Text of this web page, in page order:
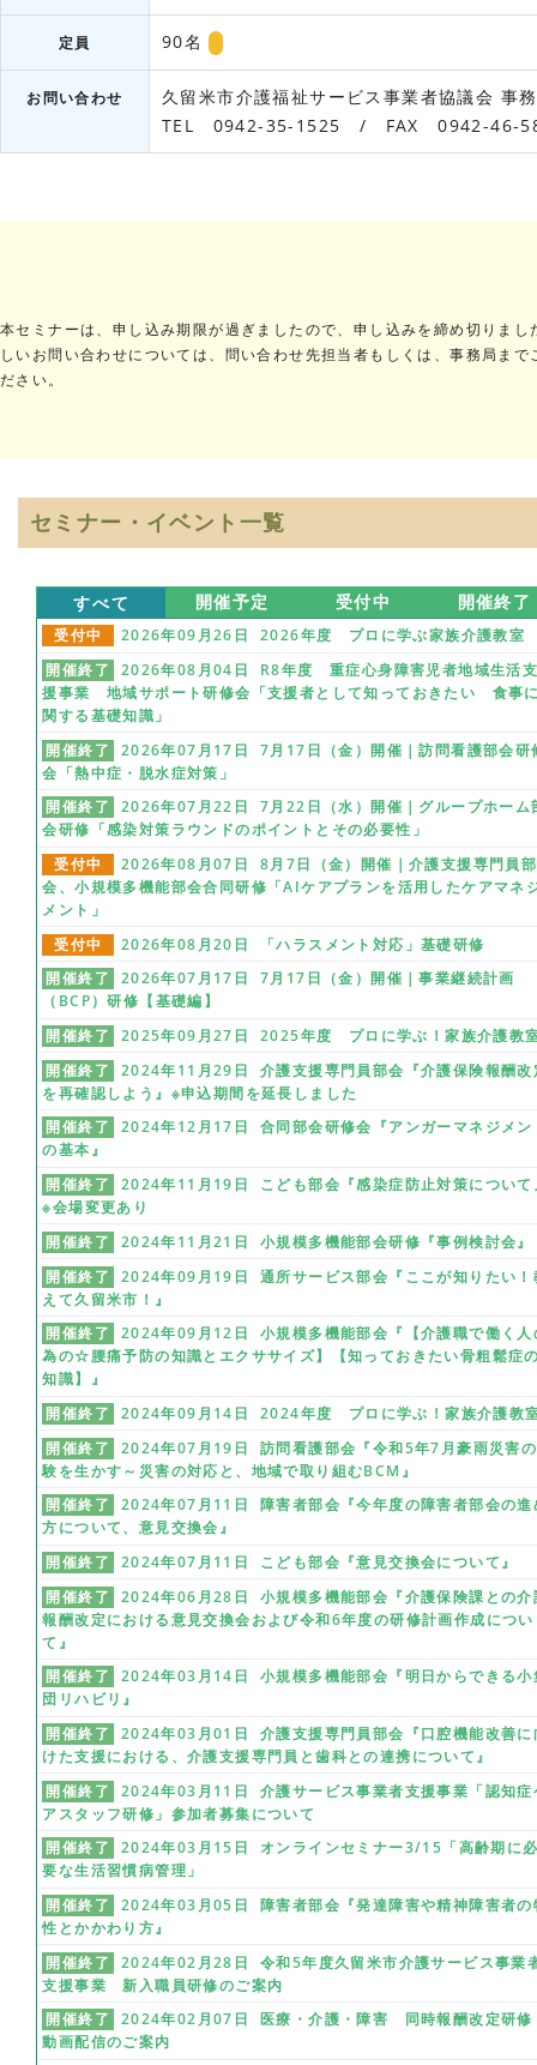
定員 90名
お問い合わせ 久留米市介護福祉サービス事業者協議会 事
TEL 0942-35-1525 / FAX 0942-46-
本セミナーは、申し込み期限が過ぎましたので、申し込みを締め切りまし
しいお問い合わせについては、問い合わせ先担当者もしくは、事務局まで
ださい。
セミナー・イベント一覧
すべて 開催予定 受付中 開催終了
受付中
2026年09月26日 2026年度 プロに学ぶ家族介護教室
開催終了
2026年08月04日 R8年度 重症心身障害児者地域生活
援事業 地域サポート研修会「支援者として知っておきたい 食事
関する基礎知識」
開催終了
2026年07月17日 7月17日（金）開催｜訪問看護部会研
会「熱中症・脱水症対策」
開催終了
2026年07月22日 7月22日（水）開催｜グループホーム
会研修「感染対策ラウンドのポイントとその必要性」
受付中
2026年08月07日 8月7日（金）開催｜介護支援専門員部
会、小規模多機能部会合同研修「AIケアプランを活用したケアマネ
メント」
受付中
2026年08月20日 「ハラスメント対応」基礎研修
開催終了
2026年07月17日 7月17日（金）開催｜事業継続計画
（BCP）研修【基礎編】
開催終了
2025年09月27日 2025年度 プロに学ぶ！家族介護教
開催終了
2024年11月29日 介護支援専門員部会『介護保険報酬改
を再確認しよう』※申込期間を延長しました
開催終了
2024年12月17日 合同部会研修会『アンガーマネジメン
の基本』
開催終了
2024年11月19日 こども部会『感染症防止対策について
※会場変更あり
開催終了
2024年11月21日 小規模多機能部会研修『事例検討会』
開催終了
2024年09月19日 通所サービス部会『ここが知りたい！
えて久留米市！』
開催終了
2024年09月12日 小規模多機能部会『【介護職で働く人
為の☆腰痛予防の知識とエクササイズ】【知っておきたい骨粗鬆症
知識】』
開催終了
2024年09月14日 2024年度 プロに学ぶ！家族介護教
開催終了
2024年07月19日 訪問看護部会『令和5年7月豪雨災害
験を生かす～災害の対応と、地域で取り組むBCM』
開催終了
2024年07月11日 障害者部会『今年度の障害者部会の進
方について、意見交換会』
開催終了
2024年07月11日 こども部会『意見交換会について』
開催終了
2024年06月28日 小規模多機能部会『介護保険課との介
報酬改定における意見交換会および令和6年度の研修計画作成につい
て』
開催終了
2024年03月14日 小規模多機能部会『明日からできる小
団リハビリ』
開催終了
2024年03月01日 介護支援専門員部会『口腔機能改善に
けた支援における、介護支援専門員と歯科との連携について』
開催終了
2024年03月11日 介護サービス事業者支援事業「認知症
アスタッフ研修」参加者募集について
開催終了
2024年03月15日 オンラインセミナー3/15「高齢期に
要な生活習慣病管理」
開催終了
2024年03月05日 障害者部会『発達障害や精神障害者の
性とかかわり方』
開催終了
2024年02月28日 令和5年度久留米市介護サービス事業
支援事業 新入職員研修のご案内
開催終了
2024年02月07日 医療・介護・障害 同時報酬改定研
動画配信のご案内